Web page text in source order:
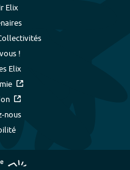
Elix
!
Elix
nous